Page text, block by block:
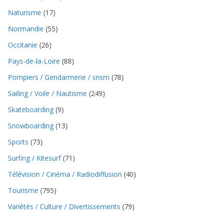
Naturisme (17)
Normandie (55)
Occitanie (26)
Pays-de-la-Loire (88)
Pompiers / Gendarmerie / snsm (78)
Sailing / Voile / Nautisme (249)
Skateboarding (9)
Snowboarding (13)
Sports (73)
Surfing / Kitesurf(71)
Télévision / Cinéma / Radiodiffusion (40)
Tourisme (795)
Variétés / Culture / Divertissements (79)